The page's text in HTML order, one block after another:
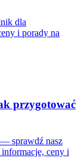
dla
i porady na
przygotować
sprawdź nasz
ceny i